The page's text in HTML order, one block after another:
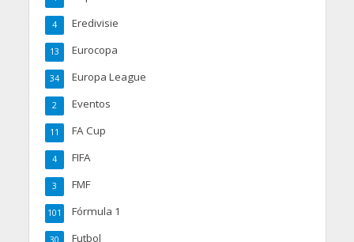
Eredivisie
4
Eurocopa
13
Europa League
34
Eventos
2
FA Cup
11
FIFA
4
FMF
3
Fórmula 1
101
Futbol